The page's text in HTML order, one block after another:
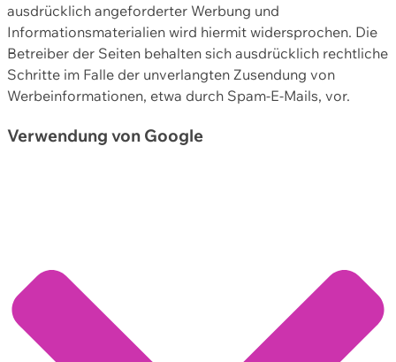
ausdrücklich angeforderter Werbung und
Informationsmaterialien wird hiermit widersprochen. Die
Betreiber der Seiten behalten sich ausdrücklich rechtliche
Schritte im Falle der unverlangten Zusendung von
Werbeinformationen, etwa durch Spam-E-Mails, vor.
Verwendung von Google